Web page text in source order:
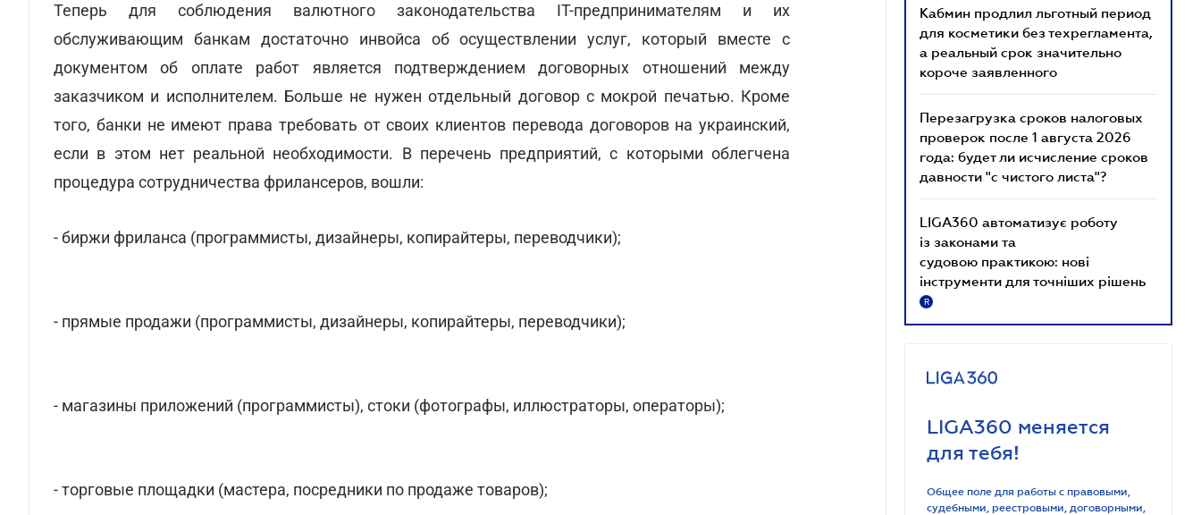
Теперь для соблюдения валютного законодательства IT-предпринимателям и их
обслуживающим банкам достаточно инвойса об осуществлении услуг, который вместе с
документом об оплате работ является подтверждением договорных отношений между
заказчиком и исполнителем. Больше не нужен отдельный договор с мокрой печатью. Кроме
того, банки не имеют права требовать от своих клиентов перевода договоров на украинский,
если в этом нет реальной необходимости. В перечень предприятий, с которыми облегчена
процедура сотрудничества фрилансеров, вошли:
- биржи фриланса (программисты, дизайнеры, копирайтеры, переводчики);
- прямые продажи (программисты, дизайнеры, копирайтеры, переводчики);
- магазины приложений (программисты), стоки (фотографы, иллюстраторы, операторы);
- торговые площадки (мастера, посредники по продаже товаров);
Кабмин продлил льготный период
для косметики без техрегламента,
а реальный срок значительно
короче заявленного
Перезагрузка сроков налоговых
проверок после 1 августа 2026
года: будет ли исчисление сроков
давности "с чистого листа"?
LIGA360 автоматизує роботу
із законами та
судовою практикою: нові
інструменти для точніших рішень
R
LIGA360 меняется
для тебя!
Общее поле для работы с правовыми,
судебными, реестровыми, договорными,